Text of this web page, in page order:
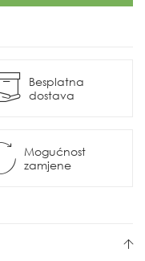
Besplatna
dostava
Mogućnost
zamjene